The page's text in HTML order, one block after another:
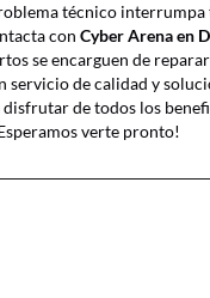
técnico interrumpa
con Cyber Arena en
se encarguen de
servicio de calidad y
disfrutar de todos los
verte pronto!